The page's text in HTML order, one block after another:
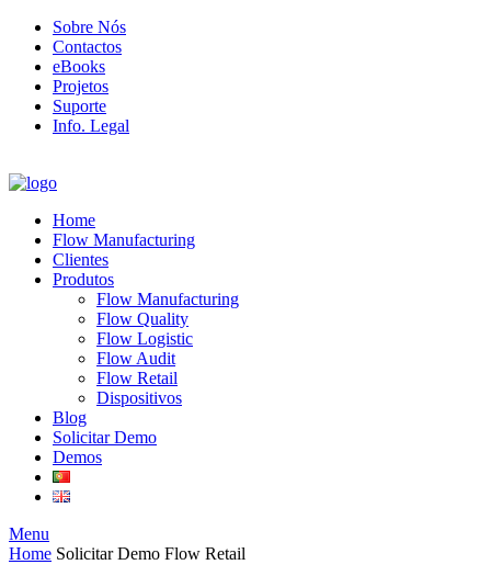
Sobre Nós
Contactos
eBooks
Projetos
Suporte
Info. Legal
Home
Flow Manufacturing
Clientes
Produtos
Flow Manufacturing
Flow Quality
Flow Logistic
Flow Audit
Flow Retail
Dispositivos
Blog
Solicitar Demo
Demos
Menu
Home Solicitar Demo Flow Retail